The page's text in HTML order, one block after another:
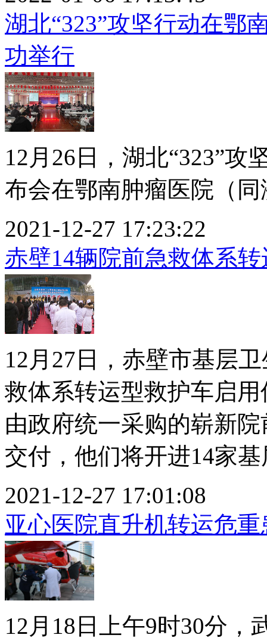
湖北“323”攻坚行动在鄂
功举行
12月26日，湖北“323”
布会在鄂南肿瘤医院（
2021-12-27 17:23:22
赤壁14辆院前急救体系
12月27日，赤壁市基层
救体系转运型救护车启
由政府统一采购的崭新
交付，他们将开进14家
2021-12-27 17:01:08
亚心医院直升机转运危
12月18日上午9时30分，